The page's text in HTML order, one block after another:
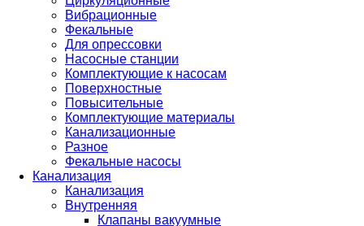
Вибрационные
Фекальные
Для опрессовки
Насосные станции
Комплектующие к насосам
Поверхностные
Повысительные
Комплектующие материалы
Канализационные
Разное
Фекальные насосы
Канализация
Канализация
Внутренняя
Клапаны вакуумные